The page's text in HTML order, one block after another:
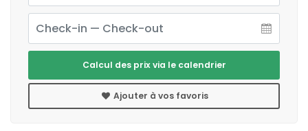
Calcul des prix via le calendrier
Ajouter à vos favoris